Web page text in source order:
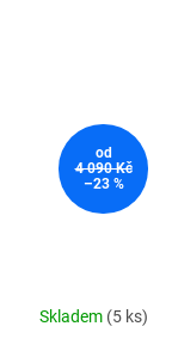
od
4 090 Kč
–23 %
Skladem (5 ks)